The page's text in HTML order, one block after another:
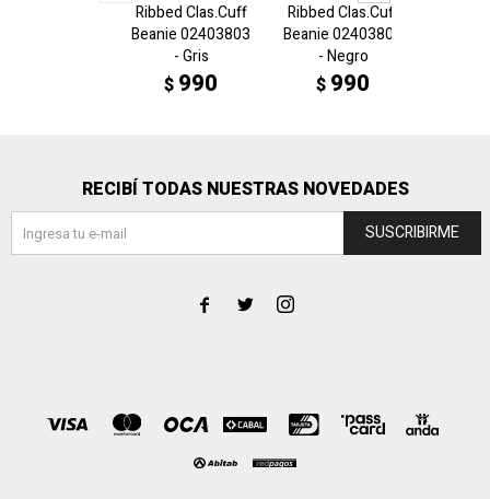
Ribbed Clas.Cuff
Beanie 02403803
- Gris
$ 990
Ribbed Clas.Cuff
Beanie 02403801
- Negro
$ 990
RECIBÍ TODAS NUESTRAS NOVEDADES
SUSCRIBIRME
  